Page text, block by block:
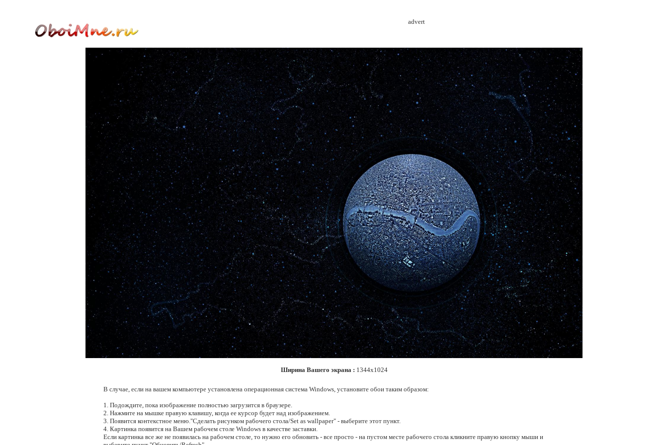
advert
Ширина Вашего экрана : 1344x1024
В случае, если на вашем компьютере установлена операционная система Windows, установите обои таким образом:
1. Подождите, пока изображение полностью загрузится в браузере.
2. Нажмите на мышке правую клавишу, когда ее курсор будет над изображением.
3. Появится контекстное меню."Сделать рисунком рабочего стола/Set as wallpaper" - выберите этот пункт.
4. Картинка появится на Вашем рабочем столе Windows в качестве заставки.
Если картинка все же не появилась на рабочем столе, то нужно его обновить - все просто - на пустом месте рабочего стола кликните правую кнопку мыши и